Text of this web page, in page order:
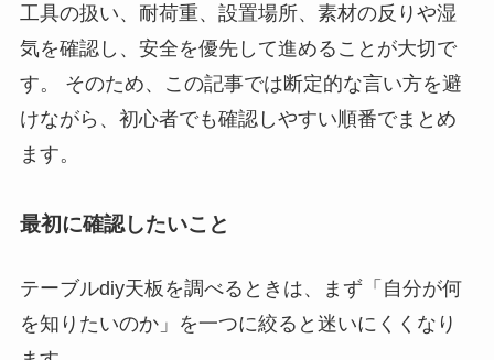
工具の扱い、耐荷重、設置場所、素材の反りや湿
気を確認し、安全を優先して進めることが大切で
す。 そのため、この記事では断定的な言い方を避
けながら、初心者でも確認しやすい順番でまとめ
ます。
最初に確認したいこと
テーブルdiy天板を調べるときは、まず「自分が何
を知りたいのか」を一つに絞ると迷いにくくなり